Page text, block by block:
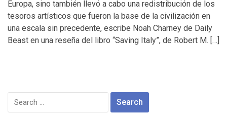
Europa, sino también llevó a cabo una redistribución de los
tesoros artísticos que fueron la base de la civilización en
una escala sin precedente, escribe Noah Charney de Daily
Beast en una reseña del libro “Saving Italy”, de Robert M. […]
Search
for: